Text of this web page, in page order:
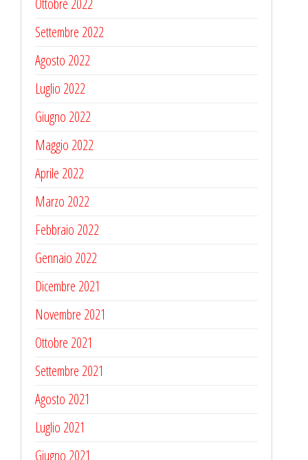
Ottobre 2022
Settembre 2022
Agosto 2022
Luglio 2022
Giugno 2022
Maggio 2022
Aprile 2022
Marzo 2022
Febbraio 2022
Gennaio 2022
Dicembre 2021
Novembre 2021
Ottobre 2021
Settembre 2021
Agosto 2021
Luglio 2021
Giugno 2021